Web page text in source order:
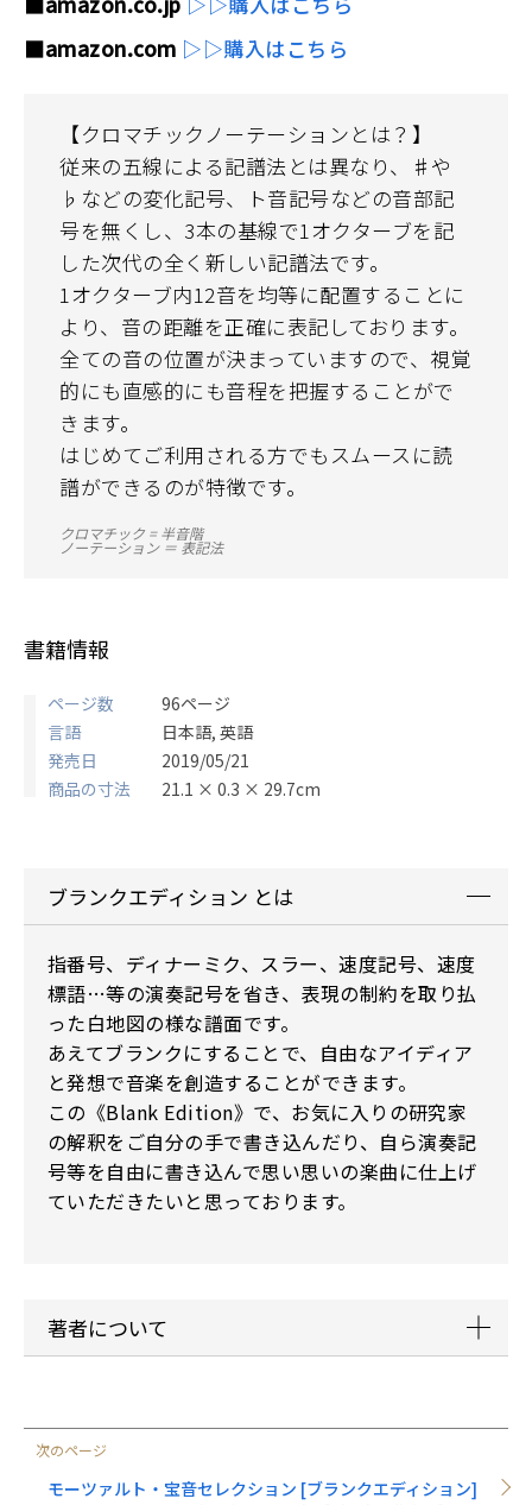
■amazon.com ▷▷購入はこちら
【クロマチックノーテーションとは？】
従来の五線による記譜法とは異なり、♯や
♭などの変化記号、ト音記号などの音部記
号を無くし、3本の基線で1オクターブを記
した次代の全く新しい記譜法です。
1オクターブ内12音を均等に配置することに
より、音の距離を正確に表記しております。
全ての音の位置が決まっていますので、視覚
的にも直感的にも音程を把握することがで
きます。
はじめてご利用される方でもスムースに読
譜ができるのが特徴です。
クロマチック = 半音階
ノーテーション ＝ 表記法
書籍情報
ページ数
96ページ
言語
日本語, 英語
発売日
2019/05/21
商品の寸法
21.1 × 0.3 × 29.7cm
ブランクエディション とは
指番号、ディナーミク、スラー、速度記号、速度
標語…等の演奏記号を省き、表現の制約を取り払
った白地図の様な譜面です。
あえてブランクにすることで、自由なアイディア
と発想で音楽を創造することができます。
この《Blank Edition》で、お気に入りの研究家
の解釈をご自分の手で書き込んだり、自ら演奏記
号等を自由に書き込んで思い思いの楽曲に仕上げ
ていただきたいと思っております。
著者について
ロマチックノーテーション(3線譜)やクロマチック
キーボード(ラピアン、ホールトーン、クロマトー
ン)の開発者。
次のページ
モーツァルト・宝音セレクション [ブランクエディション]